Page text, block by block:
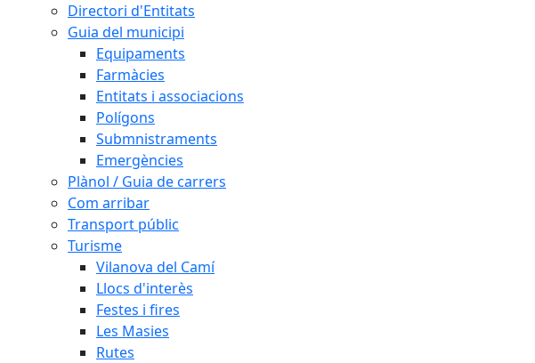
Directori d'Entitats
Guia del municipi
Equipaments
Farmàcies
Entitats i associacions
Polígons
Submnistraments
Emergències
Plànol / Guia de carrers
Com arribar
Transport públic
Turisme
Vilanova del Camí
Llocs d'interès
Festes i fires
Les Masies
Rutes